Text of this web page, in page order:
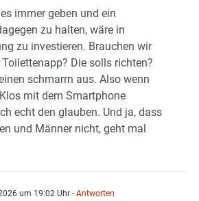
immer geben und ein
zu halten, wäre in
zu investieren. Brauchen wir
Die solls richten?
schmarrn aus. Also wenn
mit dem Smartphone
echt den glauben. Und ja, dass
und Männer nicht, geht mal
um 19:02 Uhr - Antworten